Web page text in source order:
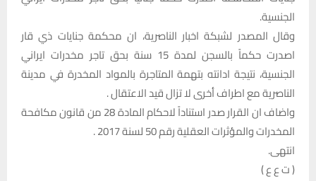
الجنسية.
وقال المصدر لشبكة اخبار الناصرية، ان محكمة جنايات ذي قار
اصدرت حكماً بالسجن لمدة 15 سنة بحق تاجر مخدرات ايراني
الجنسية، نتيجة ادانته بتهمة المتاجرة بالمواد المخدرة في مدينة
الناصرية مع اطراف أخرى لا تزال قيد الاعتقال .
واضاف ان القرار صدر استناداً لاحكام المادة 28 من قانون مكافحة
المخدرات والمؤثرات العقلية رقم 50 لسنة 2017 .
انتهى.
( ت ع ع )